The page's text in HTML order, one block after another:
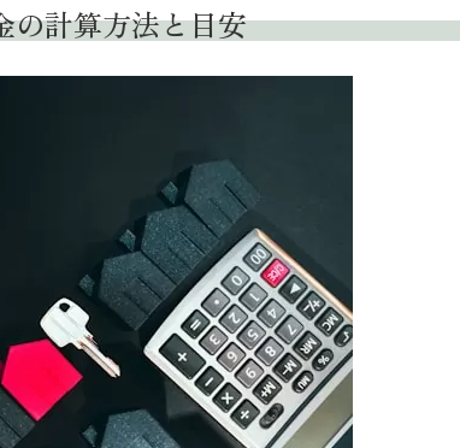
の計算方法と目安